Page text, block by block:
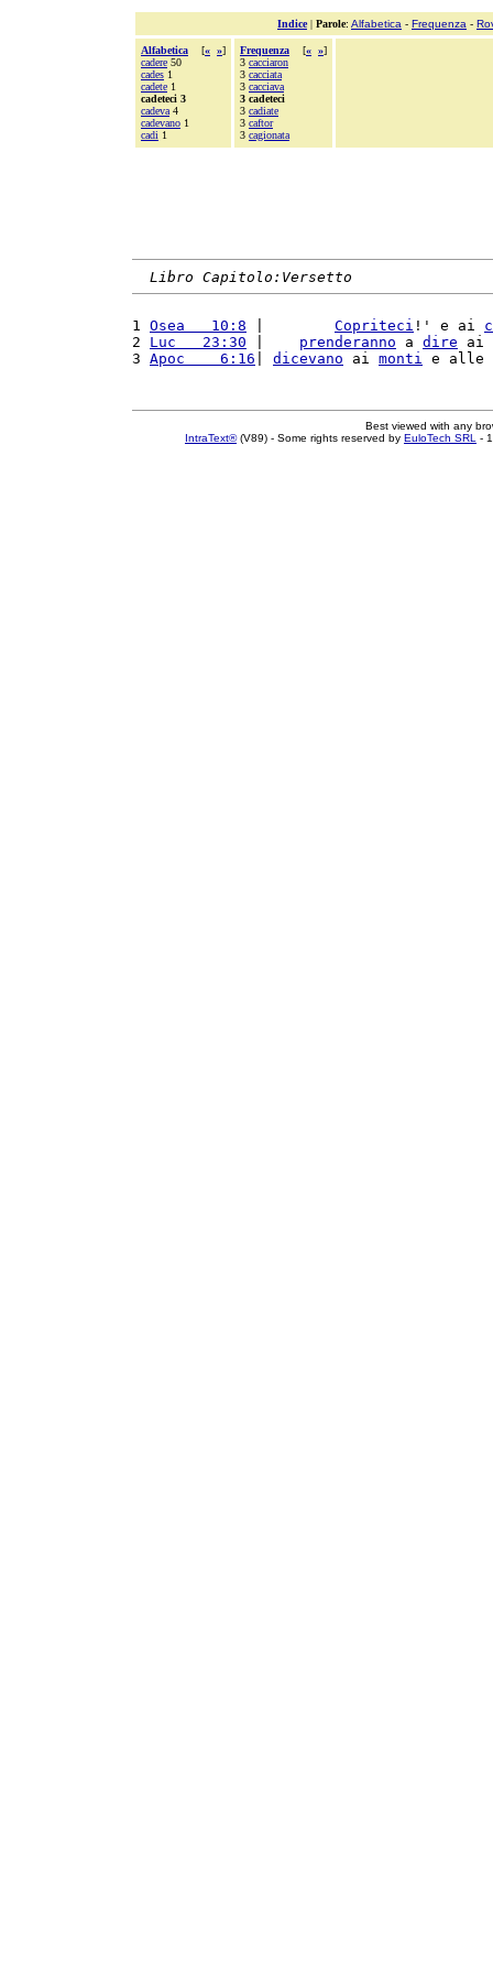
Indice| Parole: Alfabetica - Frequenza -
Alfabetica [« »]
cadere 50
cades 1
cadete 1
cadeteci 3
cadeva 4
cadevano 1
cadi 1
Frequenza [« »]
3 cacciaron
3 cacciata
3 cacciava
3 cadeteci
3 cadiate
3 caftor
3 cagionata
Libro Capitolo:Versetto
1 Osea   10:8 Copriteci !' e ai
2 Luc   23:30 prenderanno a dire ai
3 Apoc    6:16 dicevano ai monti e alle
Best viewed with any
IntraText®(V89) - Some rights reserved by EuloTech SRL -